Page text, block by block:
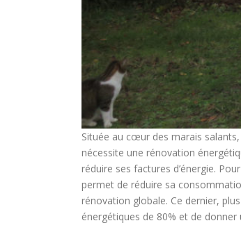
Située au cœur des marais
nécessite une rénovation
réduire ses factures d’énergie.
permet de réduire sa
rénovation globale. Ce dernier,
énergétiques de 80% et de